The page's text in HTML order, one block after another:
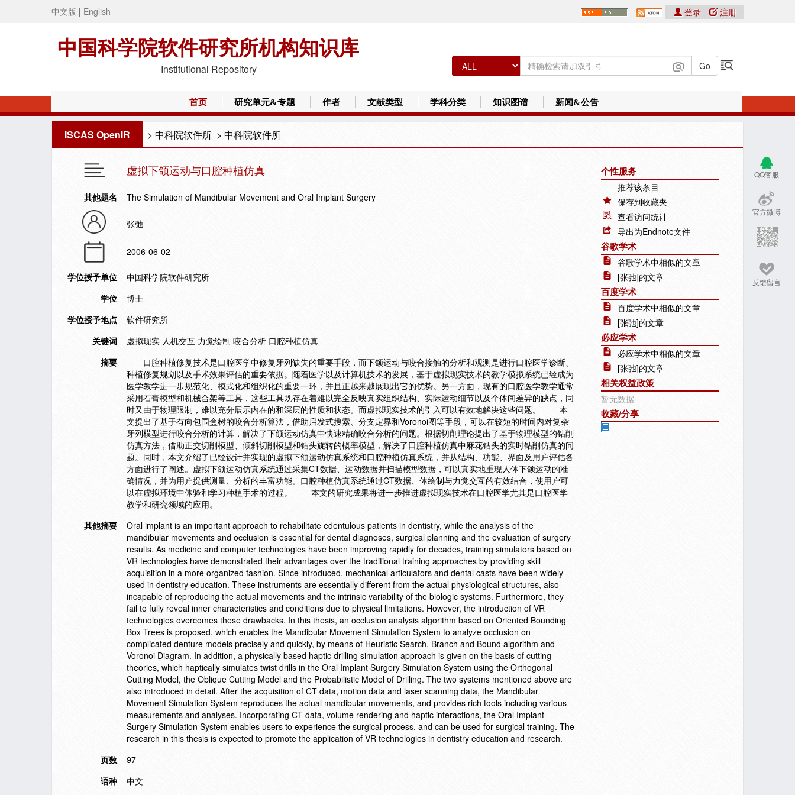
中文版 | English
中国科学院软件研究所机构知识库
Institutional Repository
登录 注册
首页 研究单元&专题 作者 文献类型 学科分类 知识图谱 新闻&公告
ISCAS OpenIR > 中科院软件所 > 中科院软件所
QQ客服
官方微博
反馈留言
虚拟下颌运动与口腔种植仿真
其他题名 The Simulation of Mandibular Movement and Oral Implant Surgery
张弛
2006-06-02
学位授予单位
中国科学院软件研究所
学位
博士
学位授予地点
软件研究所
关键词
虚拟现实 人机交互 力觉绘制 咬合分析 口腔种植仿真
摘要
口腔种植修复技术是口腔医学中修复牙列缺失的重要手段，而下颌运动与咬合接触的分析和观测是进行口腔医学诊断、
种植修复规划以及手术效果评估的重要依据。随着医学以及计算机技术的发展，基于虚拟现实技术的教学模拟系统已经成为
医学教学进一步规范化、模式化和组织化的重要一环，并且正越来越展现出它的优势。另一方面，现有的口腔医学教学通常
采用石膏模型和机械合架等工具，这些工具既存在着难以完全反映真实组织结构、实际运动细节以及个体间差异的缺点，同
时又由于物理限制，难以充分展示内在的和深层的性质和状态。而虚拟现实技术的引入可以有效地解决这些问题。 本
文提出了基于有向包围盒树的咬合分析算法，借助启发式搜索、分支定界和Voronoi图等手段，可以在较短的时间内对复杂
牙列模型进行咬合分析的计算，解决了下颌运动仿真中快速精确咬合分析的问题。根据切削理论提出了基于物理模型的钻削
仿真方法，借助正交切削模型、倾斜切削模型和钻头旋转的概率模型，解决了口腔种植仿真中麻花钻头的实时钻削仿真的问
题。同时，本文介绍了已经设计并实现的虚拟下颌运动仿真系统和口腔种植仿真系统，并从结构、功能、界面及用户评估各
方面进行了阐述。虚拟下颌运动仿真系统通过采集CT数据、运动数据并扫描模型数据，可以真实地重现人体下颌运动的准
确情况，并为用户提供测量、分析的丰富功能。口腔种植仿真系统通过CT数据、体绘制与力觉交互的有效结合，使用户可
以在虚拟环境中体验和学习种植手术的过程。 本文的研究成果将进一步推进虚拟现实技术在口腔医学尤其是口腔医学
教学和研究领域的应用。
其他摘要
Oral implant is an important approach to rehabilitate edentulous patients in dentistry, while the analysis of the
mandibular movements and occlusion is essential for dental diagnoses, surgical planning and the evaluation of surgery
results. As medicine and computer technologies have been improving rapidly for decades, training simulators based on
VR technologies have demonstrated their advantages over the traditional training approaches by providing skill
acquisition in a more organized fashion. Since introduced, mechanical articulators and dental casts have been widely
used in dentistry education. These instruments are essentially different from the actual physiological structures, also
incapable of reproducing the actual movements and the intrinsic variability of the biologic systems. Furthermore, they
fail to fully reveal inner characteristics and conditions due to physical limitations. However, the introduction of VR
technologies overcomes these drawbacks. In this thesis, an occlusion analysis algorithm based on Oriented Bounding
Box Trees is proposed, which enables the Mandibular Movement Simulation System to analyze occlusion on
complicated denture models precisely and quickly, by means of Heuristic Search, Branch and Bound algorithm and
Voronoi Diagram. In addition, a physically based haptic drilling simulation approach is given on the basis of cutting
theories, which haptically simulates twist drills in the Oral Implant Surgery Simulation System using the Orthogonal
Cutting Model, the Oblique Cutting Model and the Probabilistic Model of Drilling. The two systems mentioned above are
also introduced in detail. After the acquisition of CT data, motion data and laser scanning data, the Mandibular
Movement Simulation System reproduces the actual mandibular movements, and provides rich tools including various
measurements and analyses. Incorporating CT data, volume rendering and haptic interactions, the Oral Implant
Surgery Simulation System enables users to experience the surgical process, and can be used for surgical training. The
research in this thesis is expected to promote the application of VR technologies in dentistry education and research.
页数
97
语种
中文
个性服务
推荐该条目
保存到收藏夹
查看访问统计
导出为Endnote文件
谷歌学术
谷歌学术中相似的文章
[张弛]的文章
百度学术
百度学术中相似的文章
[张弛]的文章
必应学术
必应学术中相似的文章
[张弛]的文章
相关权益政策
暂无数据
收藏/分享